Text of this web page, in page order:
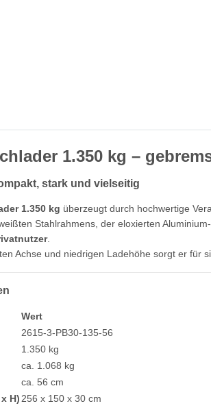
anzeigen
1.350 kg –
stark und vielseitig
1.350 kg überzeugt durch hochwertige
Stahlrahmens, der eloxierten
.
Achse und niedrigen Ladehöhe sorgt er für
Wert
2615-3-PB30-135-56
1.350 kg
ca. 1.068 kg
ca. 56 cm
H) 256 x 150 x 30 cm